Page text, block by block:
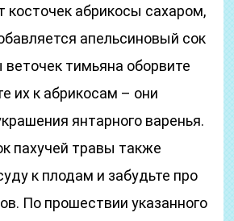
косточек абрикосы сахаром,
апельсиновый сок
тимьяна оборвите
их к абрикосам – они
янтарного варенья.
пахучей травы также
к плодам и забудьте про
По прошествии указанного